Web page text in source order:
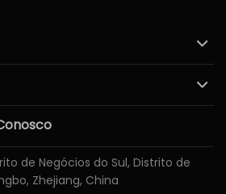
de Negócios do Sul, Distrito de
Zhejiang, China